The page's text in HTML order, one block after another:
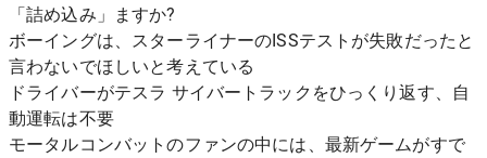
「詰め込み」ますか?
ボーイングは、スターライナーのISSテストが失敗だったと
言わないでほしいと考えている
ドライバーがテスラ サイバートラックをひっくり返す、自
動運転は不要
モータルコンバットのファンの中には、最新ゲームがすで